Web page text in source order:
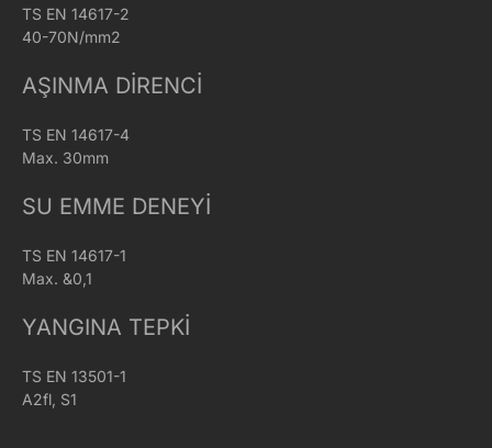
TS EN 14617-2
40-70N/mm2
AŞINMA DIRENCI
TS EN 14617-4
Max. 30mm
SU EMME DENEYI
TS EN 14617-1
Max. &0,1
YANGINA TEPKI
TS EN 13501-1
A2fl, S1